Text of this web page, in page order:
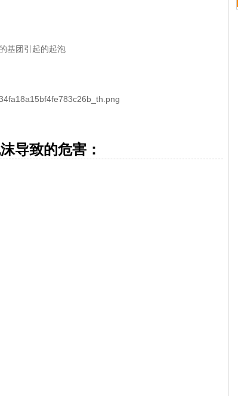
基团引起的起泡
致的危害：